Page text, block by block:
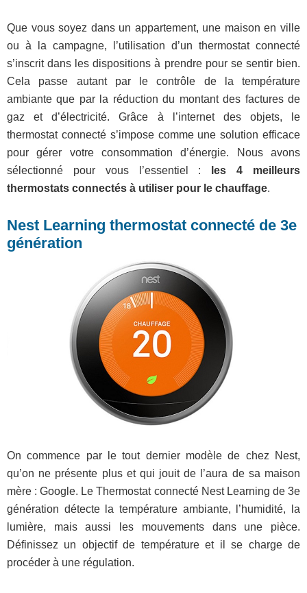
Que vous soyez dans un appartement, une maison en ville
ou à la campagne, l’utilisation d’un thermostat connecté
s’inscrit dans les dispositions à prendre pour se sentir bien.
Cela passe autant par le contrôle de la température
ambiante que par la réduction du montant des factures de
gaz et d’électricité. Grâce à l’internet des objets, le
thermostat connecté s’impose comme une solution efficace
pour gérer votre consommation d’énergie. Nous avons
sélectionné pour vous l’essentiel :
les 4 meilleurs
thermostats connectés à utiliser pour le chauffage.
Nest Learning thermostat connecté de 3e
génération
On commence par le tout dernier modèle de chez Nest,
qu’on ne présente plus et qui jouit de l’aura de sa maison
mère : Google. Le Thermostat connecté Nest Learning de 3e
génération détecte la température ambiante, l’humidité, la
lumière, mais aussi les mouvements dans une pièce.
Définissez un objectif de température et il se charge de
procéder à une régulation.